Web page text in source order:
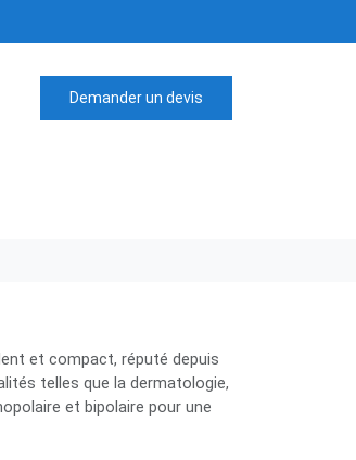
Demander un devis
et compact, réputé depuis
telles que la dermatologie,
et bipolaire pour une